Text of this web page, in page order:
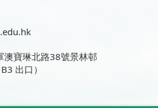
澳寶琳北路38號景林邨
出口）